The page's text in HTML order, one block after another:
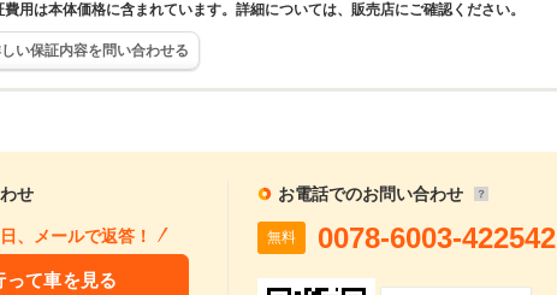
費用は本体価格に含まれています。詳細については、販売店にご確認ください。
い保証内容を問い合わせる
せ
、メールで返答！
って車を見る
お電話でのお問い合わせ
無料 0078-6003-422542